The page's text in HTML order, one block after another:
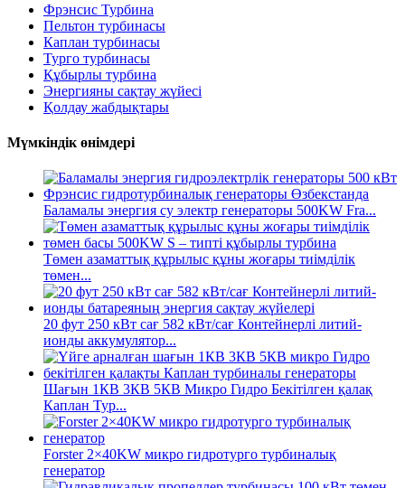
Фрэнсис Турбина
Пельтон турбинасы
Каплан турбинасы
Турго турбинасы
Құбырлы турбина
Энергияны сақтау жүйесі
Қолдау жабдықтары
Мүмкіндік өнімдері
Баламалы энергия су электр генераторы 500KW Fra...
Төмен азаматтық құрылыс құны жоғары тиімділік
төмен...
20 фут 250 кВт сағ 582 кВт/сағ Контейнерлі литий-
ионды аккумулятор...
Шағын 1КВ 3КВ 5КВ Микро Гидро Бекітілген қалақ
Каплан Тур...
Forster 2×40KW микро гидротурго турбиналық
генератор